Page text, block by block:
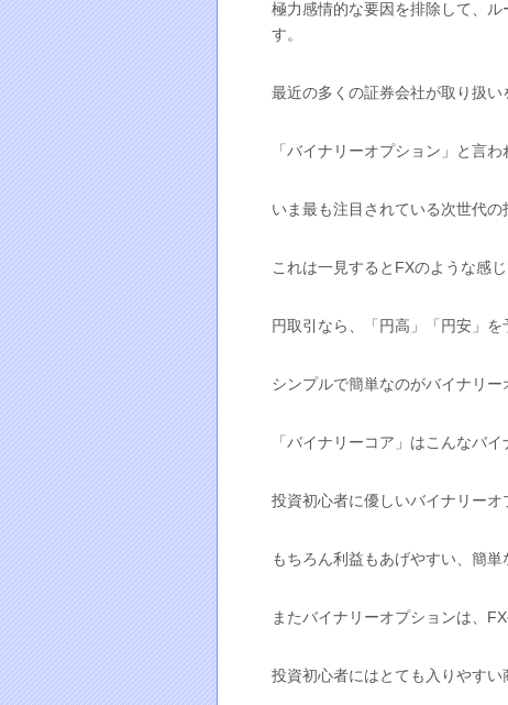
極力感情的な要因を排除して、
す。
最近の多くの証券会社が取り扱い
「バイナリーオプション」と言わ
いま最も注目されている次世代の
これは一見するとFXのような感
円取引なら、「円高」「円安」を
シンプルで簡単なのがバイナリー
「バイナリーコア」はこんなバ
投資初心者に優しいバイナリーオ
もちろん利益もあげやすい、簡単
またバイナリーオプションは、
投資初心者にはとても入りやすい